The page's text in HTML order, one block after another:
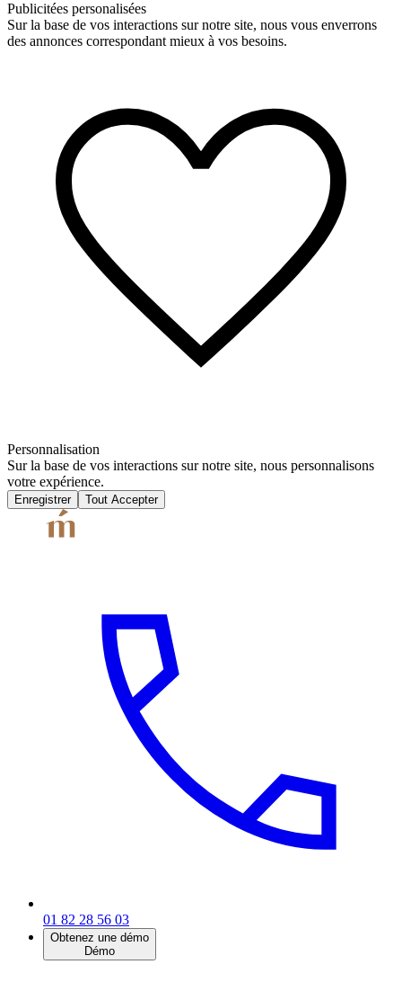
Publicitées personalisées
Sur la base de vos interactions sur notre site, nous vous enverrons
des annonces correspondant mieux à vos besoins.
Personnalisation
Sur la base de vos interactions sur notre site, nous personnalisons
votre expérience.
Enregistrer Tout Accepter
01 82 28 56 03
Obtenez une démo
Démo